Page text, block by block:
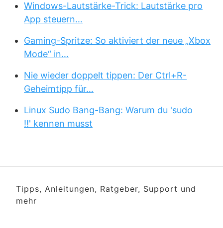
Windows-Lautstärke-Trick: Lautstärke pro
App steuern…
Gaming-Spritze: So aktiviert der neue „Xbox
Mode“ in…
Nie wieder doppelt tippen: Der Ctrl+R-
Geheimtipp für…
Linux Sudo Bang-Bang: Warum du 'sudo
!!' kennen musst
Tipps, Anleitungen, Ratgeber, Support und
mehr